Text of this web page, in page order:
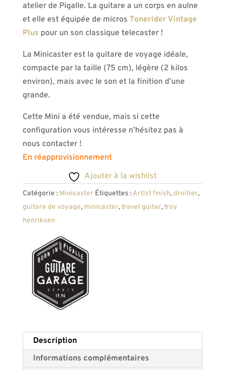
atelier de Pigalle. La guitare a un corps en aulne
et elle est équipée de micros Tonerider Vintage
Plus pour un son classique telecaster !
La Minicaster est la guitare de voyage idéale,
compacte par la taille (75 cm), légère (2 kilos
environ), mais avec le son et la finition d’une
grande.
Cette Mini a été vendue, mais si cette
configuration vous intéresse n’hésitez pas à
nous contacter !
En réapprovisionnement
Ajouter à la wishlist
Catégorie : Minicaster Étiquettes :Artist finish,droitier,
guitare de voyage, minicaster,travel guitar,troy
henriksen
Description
Informations complémentaires